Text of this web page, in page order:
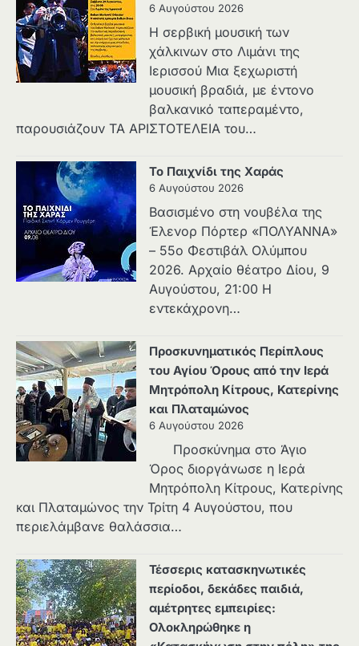
6 Αυγούστου 2026
Η σερβική μουσική των
χάλκινων στο Λιμάνι της
Ιερισσού Μια ξεχωριστή
μουσική βραδιά, με έντονο
βαλκανικό ταπεραμέντο,
παρουσιάζουν ΤΑ ΑΡΙΣΤΟΤΕΛΕΙΑ του…
Το Παιχνίδι της Χαράς
6 Αυγούστου 2026
Βασισμένο στη νουβέλα της
Έλενορ Πόρτερ «ΠΟΛΥΑΝΝΑ»
– 55ο Φεστιβάλ Ολύμπου
2026. Αρχαίο θέατρο Δίου, 9
Αυγούστου, 21:00 Η
εντεκάχρονη…
Προσκυνηματικός Περίπλους
του Αγίου Όρους από την Ιερά
Μητρόπολη Κίτρους, Κατερίνης
και Πλαταμώνος
6 Αυγούστου 2026
Προσκύνημα στο Άγιο
Όρος διοργάνωσε η Ιερά
Μητρόπολη Κίτρους, Κατερίνης
και Πλαταμώνος την Τρίτη 4 Αυγούστου, που
περιελάμβανε θαλάσσια…
Τέσσερις κατασκηνωτικές
περίοδοι, δεκάδες παιδιά,
αμέτρητες εμπειρίες:
Ολοκληρώθηκε η